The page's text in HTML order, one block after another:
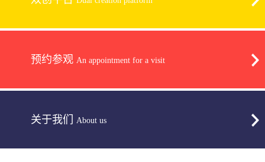
预约参观 An appointment for a visit
关于我们 About us